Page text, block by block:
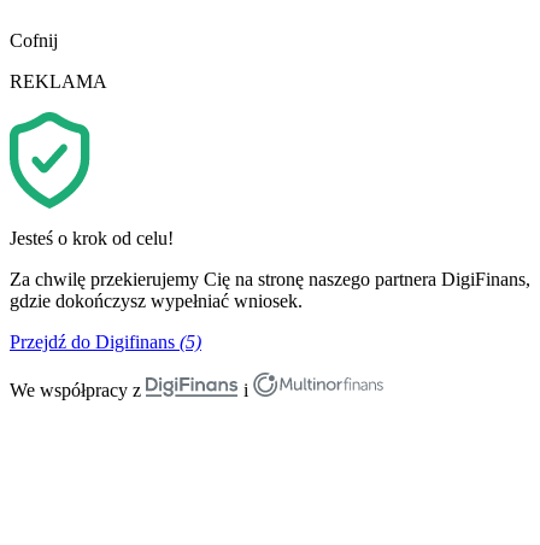
Cofnij
REKLAMA
Jesteś o krok od celu!
Za chwilę przekierujemy Cię na stronę naszego partnera DigiFinans,
gdzie dokończysz wypełniać wniosek.
Przejdź do Digifinans (5)
We współpracy z i